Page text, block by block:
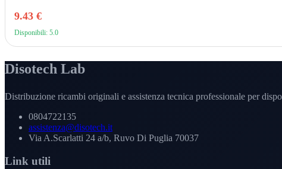
9.43 €
Disponibili: 5.0
Disotech Lab
Distribuzione ricambi originali e assistenza tecnica professionale per
0804722135
assistenza@disotech.it
Via A.Scarlatti 24 a/b, Ruvo Di Puglia 70037
Link utili